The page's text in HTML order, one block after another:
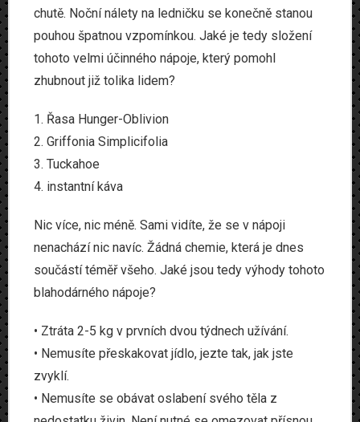
chutě. Noční nálety na ledničku se konečně stanou
pouhou špatnou vzpomínkou. Jaké je tedy složení
tohoto velmi účinného nápoje, který pomohl
zhubnout již tolika lidem?
1. Řasa Hunger-Oblivion
2. Griffonia Simplicifolia
3. Tuckahoe
4. instantní káva
Nic více, nic méně. Sami vidíte, že se v nápoji
nenachází nic navíc. Žádná chemie, která je dnes
součástí téměř všeho. Jaké jsou tedy výhody tohoto
blahodárného nápoje?
• Ztráta 2-5 kg v prvních dvou týdnech užívání.
• Nemusíte přeskakovat jídlo, jezte tak, jak jste
zvyklí.
• Nemusíte se obávat oslabení svého těla z